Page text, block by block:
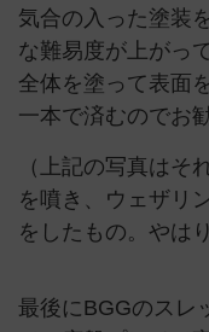
気合の入った塗装
な難易度が上がっ
全体を塗って表面
一本で済むのでお勧
（上記の写真はそ
を噴き、ウェザリ
をしたもの。やは
最後にBGGのスレ